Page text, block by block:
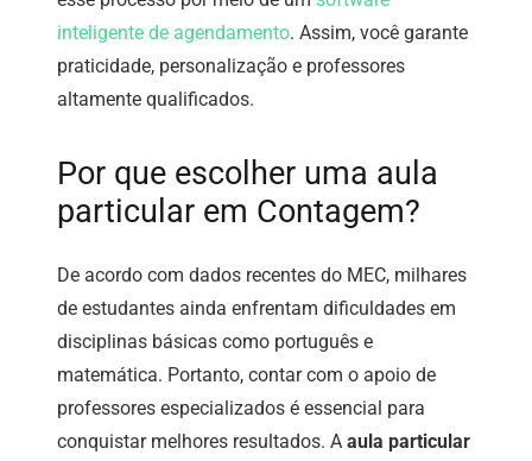
inteligente de agendamento. Assim, você garante
praticidade, personalização e professores
altamente qualificados.
Por que escolher uma aula
particular em Contagem?
De acordo com dados recentes do MEC, milhares
de estudantes ainda enfrentam dificuldades em
disciplinas básicas como português e
matemática. Portanto, contar com o apoio de
professores especializados é essencial para
conquistar melhores resultados. A aula particular